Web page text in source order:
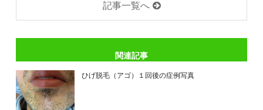
記事一覧へ
関連記事
ひげ脱毛（アゴ）１回後の症例写真